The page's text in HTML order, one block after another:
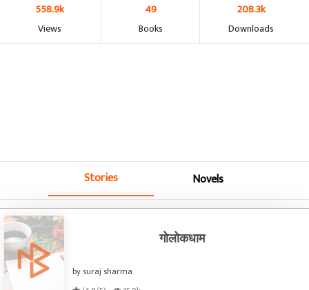
558.9k
Views
49
Books
208.3k
Downloads
Stories Novels
गोलोकधाम
by suraj sharma